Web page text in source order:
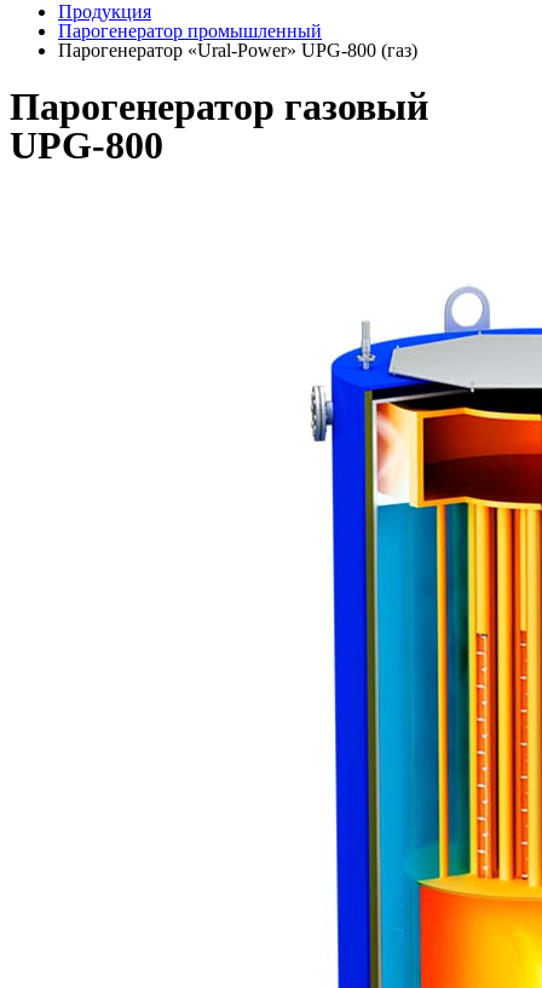
Продукция
Парогенератор промышленный
Парогенератор «Ural-Power» UPG-800 (газ)
Парогенератор газовый
UPG-800